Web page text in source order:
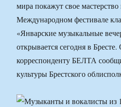
мира покажут свое
Международном фестивале
«Январские музыкальные
открывается сегодня в
корреспонденту БЕЛТА
культуры Брестского